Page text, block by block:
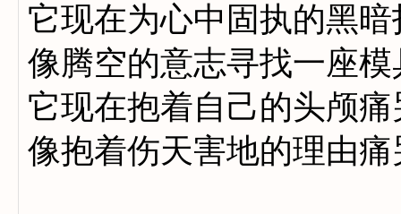
它现在为心中固执的黑暗
像腾空的意志寻找一座模
它现在抱着自己的头颅痛
像抱着伤天害地的理由痛